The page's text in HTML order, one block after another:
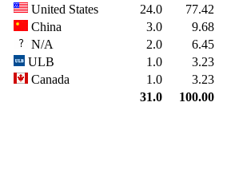
United States
24.0
77.42
China
3.0
9.68
N/A
2.0
6.45
ULB
1.0
3.23
Canada
1.0
3.23
31.0
100.00